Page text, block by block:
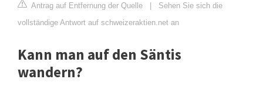
Antrag auf Entfernung der Quelle | Sehen Sie sich die
vollständige Antwort auf schweizeraktien.net an
Kann man auf den Säntis
wandern?